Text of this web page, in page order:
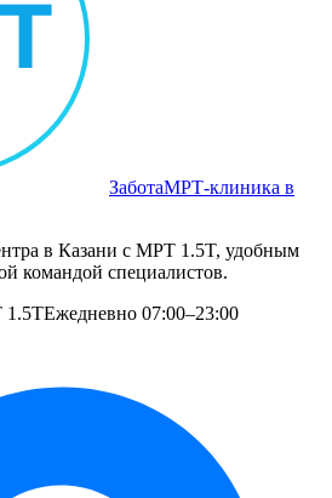
ЗаботаМРТ‑клиника в
в Казани с МРТ 1.5T, удобным
командой специалистов.
Ежедневно 07:00–23:00